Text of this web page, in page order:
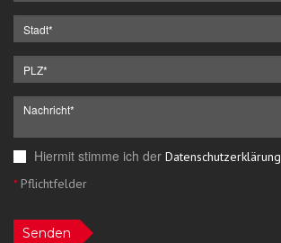
Hiermit stimme ich der Datenschutzerklärung
*Pflichtfelder
Senden